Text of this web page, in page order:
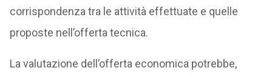
corrispondenza tra le attività effettuate e quelle
proposte nell’offerta tecnica.
La valutazione dell’offerta economica potrebbe,